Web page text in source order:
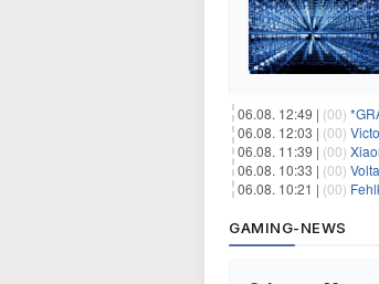
06.08. 12:49 | (00)
06.08. 12:03 | (00)
06.08. 11:39 | (00)
06.08. 10:33 | (00)
06.08. 10:21 | (00)
GAMING-NEWS